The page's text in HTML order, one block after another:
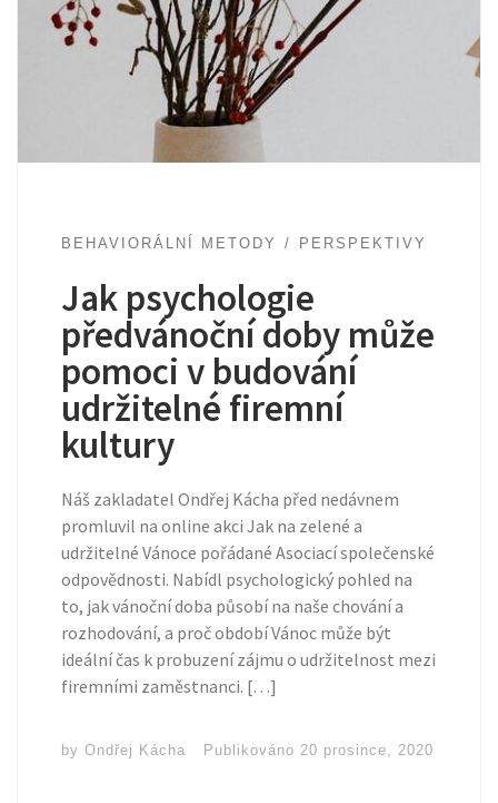
BEHAVIORÁLNÍ METODY PERSPEKTIVY
Jak psychologie
předvánoční doby může
pomoci v budování
udržitelné firemní
kultury
Náš zakladatel Ondřej Kácha před nedávnem
promluvil na online akci Jak na zelené a
udržitelné Vánoce pořádané Asociací společenské
odpovědnosti. Nabídl psychologický pohled na
to, jak vánoční doba působí na naše chování a
rozhodování, a proč období Vánoc může být
ideální čas k probuzení zájmu o udržitelnost mezi
firemními zaměstnanci. […]
by Ondřej Kácha Publikováno 20 prosince, 2020